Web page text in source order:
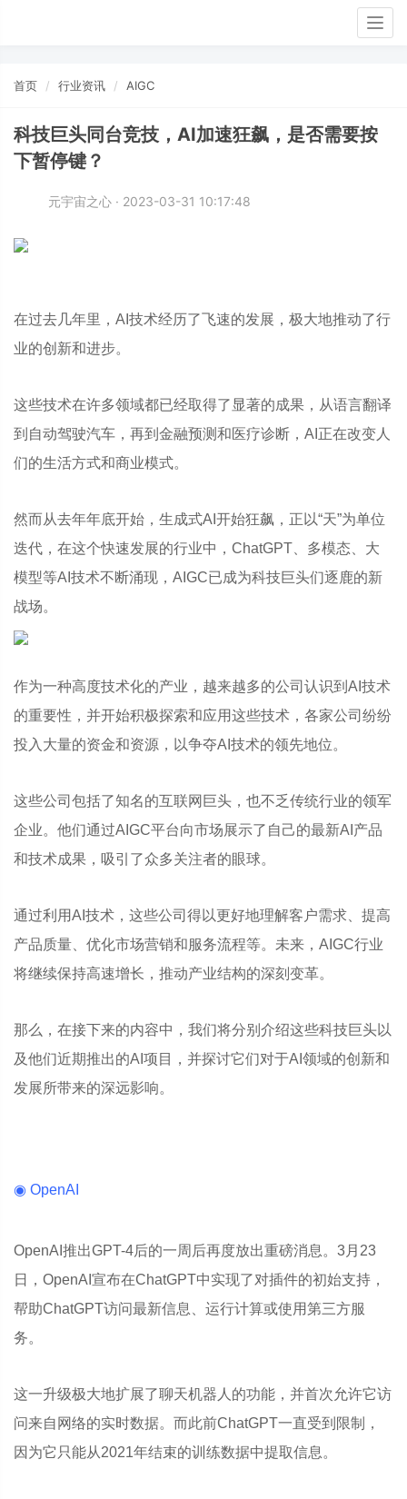
首页 行业资讯 AIGC
科技巨头同台竞技，AI加速狂飙，是否需要按
下暂停键？
元宇宙之心 · 2023-03-31 10:17:48
在过去几年里，AI技术经历了飞速的发展，极大地推动了行
业的创新和进步。
这些技术在许多领域都已经取得了显著的成果，从语言翻译
到自动驾驶汽车，再到金融预测和医疗诊断，AI正在改变人
们的生活方式和商业模式。
然而从去年年底开始，生成式AI开始狂飙，正以“天”为单位
迭代，在这个快速发展的行业中，ChatGPT、多模态、大
模型等AI技术不断涌现，AIGC已成为科技巨头们逐鹿的新
战场。
作为一种高度技术化的产业，越来越多的公司认识到AI技术
的重要性，并开始积极探索和应用这些技术，各家公司纷纷
投入大量的资金和资源，以争夺AI技术的领先地位。
这些公司包括了知名的互联网巨头，也不乏传统行业的领军
企业。他们通过AIGC平台向市场展示了自己的最新AI产品
和技术成果，吸引了众多关注者的眼球。
通过利用AI技术，这些公司得以更好地理解客户需求、提高
产品质量、优化市场营销和服务流程等。未来，AIGC行业
将继续保持高速增长，推动产业结构的深刻变革。
那么，在接下来的内容中，我们将分别介绍这些科技巨头以
及他们近期推出的AI项目，并探讨它们对于AI领域的创新和
发展所带来的深远影响。
◉ OpenAI
OpenAI推出GPT-4后的一周后再度放出重磅消息。3月23
日，OpenAI宣布在ChatGPT中实现了对插件的初始支持，
帮助ChatGPT访问最新信息、运行计算或使用第三方服
务。
这一升级极大地扩展了聊天机器人的功能，并首次允许它访
问来自网络的实时数据。而此前ChatGPT一直受到限制，
因为它只能从2021年结束的训练数据中提取信息。